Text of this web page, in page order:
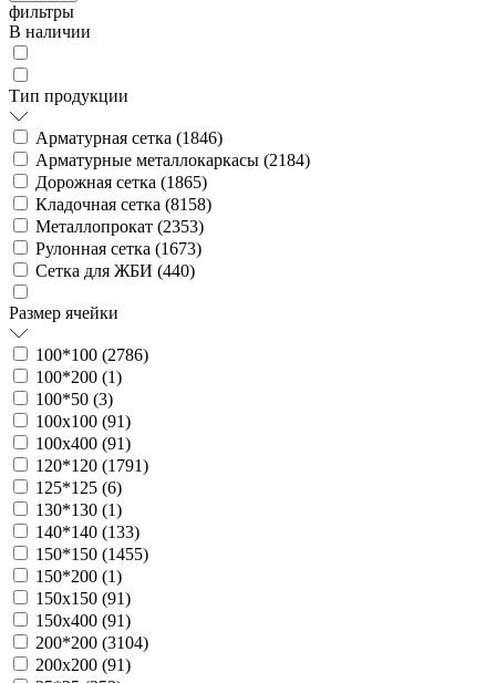
фильтры
В наличии
Тип продукции
Арматурная сетка (1846)
Арматурные металлокаркасы (2184)
Дорожная сетка (1865)
Кладочная сетка (8158)
Металлопрокат (2353)
Рулонная сетка (1673)
Сетка для ЖБИ (440)
Размер ячейки
100*100 (2786)
100*200 (1)
100*50 (3)
100х100 (91)
100х400 (91)
120*120 (1791)
125*125 (6)
130*130 (1)
140*140 (133)
150*150 (1455)
150*200 (1)
150х150 (91)
150х400 (91)
200*200 (3104)
200х200 (91)